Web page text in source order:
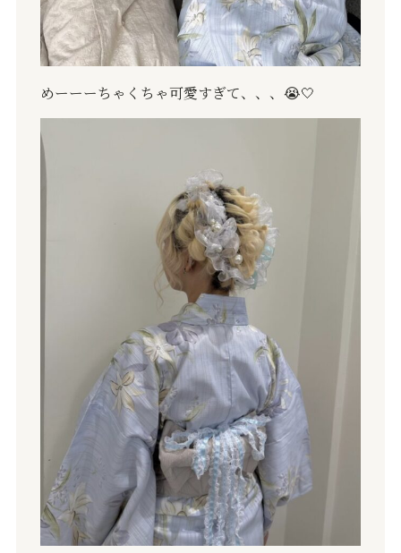
めーーーちゃくちゃ可愛すぎて、、、 😭🤍